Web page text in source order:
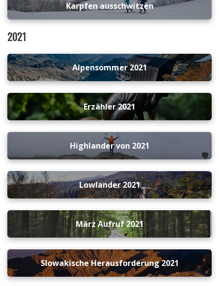
Karpfen ausschwitzen
2021
Alpensommer 2021
Erzähler 2021
Highlander von 2021
Lowlander 2021
März Aufruf 2021
Slowakische Herausforderung 2021